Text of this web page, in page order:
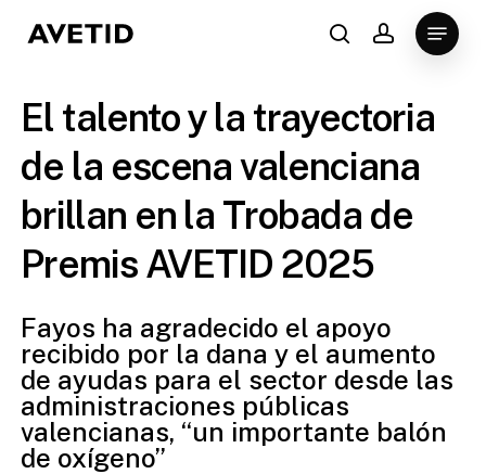
content
searchaccount
Menu
El talento y la trayectoria
de la escena valenciana
brillan en la Trobada de
Premis AVETID 2025
Fayos ha agradecido el apoyo
recibido por la dana y el aumento
de ayudas para el sector desde las
administraciones públicas
valencianas, “un importante balón
de oxígeno”